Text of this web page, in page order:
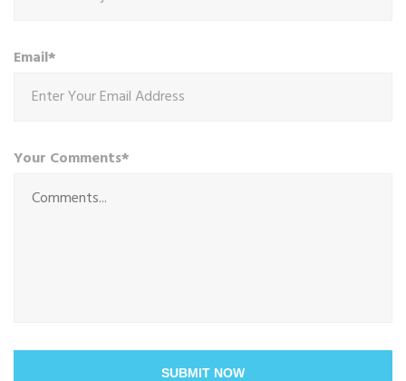
Email*
Your Comments*
SUBMIT NOW